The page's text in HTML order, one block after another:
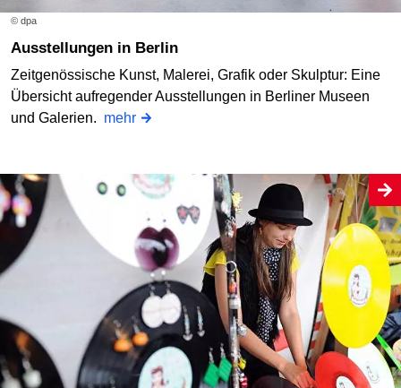
© dpa
Ausstellungen in Berlin
Zeitgenössische Kunst, Malerei, Grafik oder Skulptur: Eine
Übersicht aufregender Ausstellungen in Berliner Museen
und Galerien. mehr